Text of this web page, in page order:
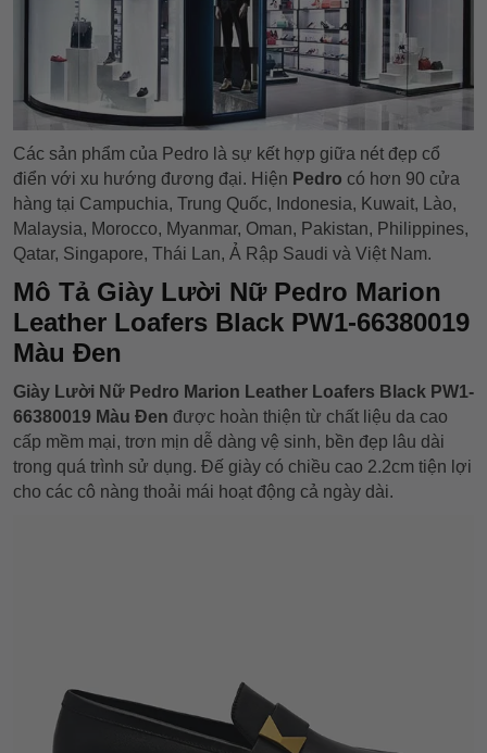
Các sản phẩm của Pedro là sự kết hợp giữa nét đẹp cổ
điển với xu hướng đương đại. Hiện Pedro có hơn 90 cửa
hàng tại Campuchia, Trung Quốc, Indonesia, Kuwait, Lào,
Malaysia, Morocco, Myanmar, Oman, Pakistan, Philippines,
Qatar, Singapore, Thái Lan, Ả Rập Saudi và Việt Nam.
Mô Tả Giày Lười Nữ Pedro Marion
Leather Loafers Black PW1-66380019
Màu Đen
Giày Lười Nữ Pedro Marion Leather Loafers Black PW1-
66380019 Màu Đen được hoàn thiện từ chất liệu da cao
cấp mềm mại, trơn mịn dễ dàng vệ sinh, bền đẹp lâu dài
trong quá trình sử dụng. Đế giày có chiều cao 2.2cm tiện lợi
cho các cô nàng thoải mái hoạt động cả ngày dài.